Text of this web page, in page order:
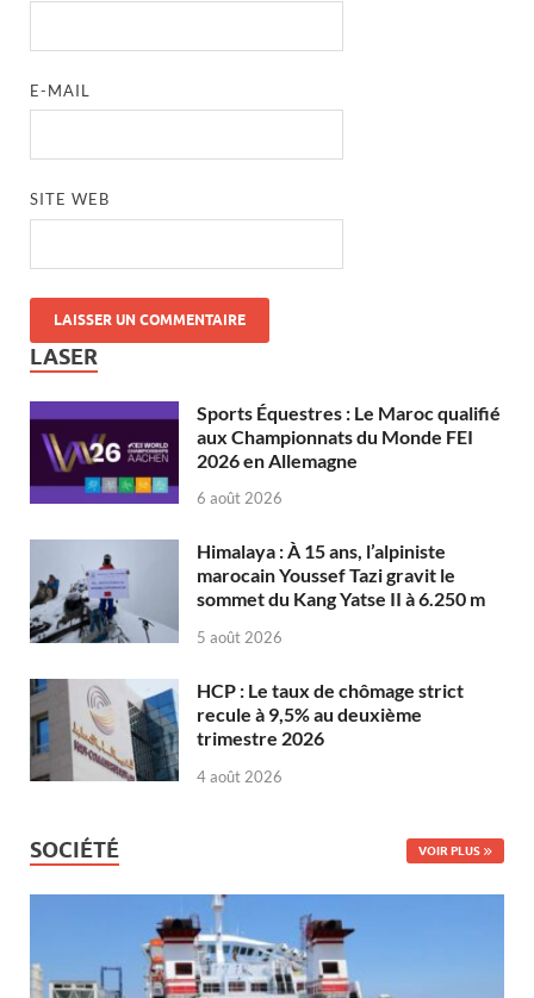
E-MAIL
SITE WEB
LASER
Sports Équestres : Le Maroc qualifié
aux Championnats du Monde FEI
2026 en Allemagne
6 août 2026
Himalaya : À 15 ans, l’alpiniste
marocain Youssef Tazi gravit le
sommet du Kang Yatse II à 6.250 m
5 août 2026
HCP : Le taux de chômage strict
recule à 9,5% au deuxième
trimestre 2026
4 août 2026
SOCIÉTÉ VOIR PLUS